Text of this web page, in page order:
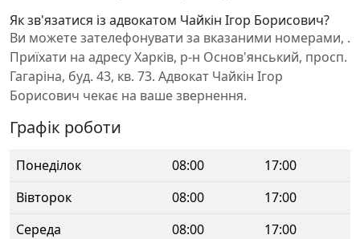
Як зв'язатися із адвокатом Чайкін Ігор Борисович?
Ви можете зателефонувати за вказаними номерами, .
Приїхати на адресу Харків, р-н Основ'янський, просп.
Гагаріна, буд. 43, кв. 73. Адвокат Чайкін Ігор
Борисович чекає на ваше звернення.
Графік роботи
Понеділок 08:00
17:00
Вівторок
08:00
17:00
Середа
08:00
17:00